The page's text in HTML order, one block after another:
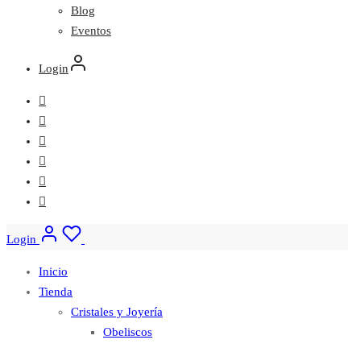
Blog
Eventos
Login
Login
Inicio
Tienda
Cristales y Joyería
Obeliscos